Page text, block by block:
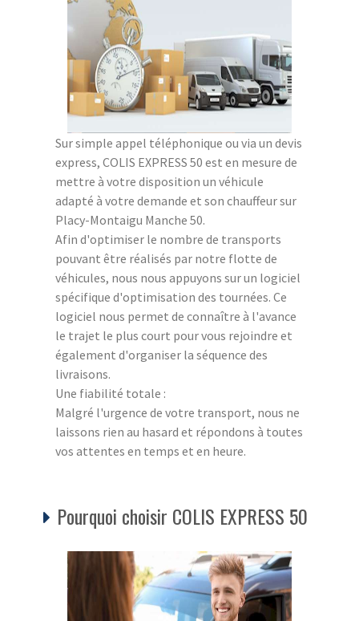
Sur simple appel téléphonique ou via un devis
express, COLIS EXPRESS 50 est en mesure de
mettre à votre disposition un véhicule
adapté à votre demande et son chauffeur sur
Placy-Montaigu Manche 50.
Afin d'optimiser le nombre de transports
pouvant être réalisés par notre flotte de
véhicules, nous nous appuyons sur un logiciel
spécifique d'optimisation des tournées. Ce
logiciel nous permet de connaître à l'avance
le trajet le plus court pour vous rejoindre et
également d'organiser la séquence des
livraisons.
Une fiabilité totale :
Malgré l'urgence de votre transport, nous ne
laissons rien au hasard et répondons à toutes
vos attentes en temps et en heure.
Pourquoi choisir COLIS EXPRESS 50